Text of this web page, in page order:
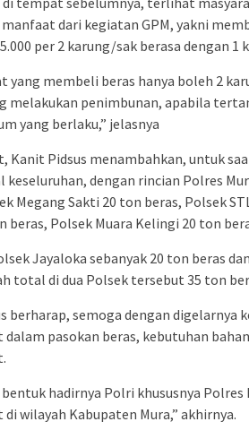
dari kegiatan GPM, yakni
per 2 karung/sak berasa dengan 1
yang membeli beras hanya boleh 2
melakukan penimbunan, apabila
yang berlaku,” jelasnya
Kanit Pidsus menambahkan, untuk
keseluruhan, dengan rincian Polres
Megang Sakti 20 ton beras, Polsek
beras, Polsek Muara Kelingi 20 ton
Jayaloka sebanyak 20 ton beras
total di dua Polsek tersebut 35 ton
berharap, semoga dengan digelarnya
dalam pasokan beras, kebutuhan
bentuk hadirnya Polri khususnya
di wilayah Kabupaten Mura,” akhirnya.